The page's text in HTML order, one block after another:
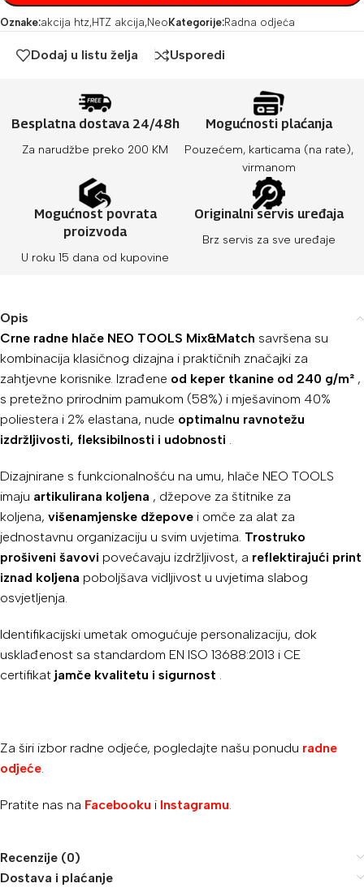
Oznake:akcija htz,HTZ akcija,Neo Kategorije:Radna odjeća
Dodaj u listu želja Usporedi
Besplatna dostava 24/48h
Za narudžbe preko 200 KM
Mogućnosti plaćanja
Pouzećem, karticama (na rate),
virmanom
Mogućnost povrata
proizvoda
U roku 15 dana od kupovine
Originalni servis uređaja
Brz servis za sve uređaje
Opis
Crne radne hlače NEO TOOLS Mix&Match savršena su
kombinacija klasičnog dizajna i praktičnih značajki za
zahtjevne korisnike. Izrađene od keper tkanine od 240 g/m² ,
s pretežno prirodnim pamukom (58%) i mješavinom 40%
poliestera i 2% elastana, nude optimalnu ravnotežu
izdržljivosti, fleksibilnosti i udobnosti
Dizajnirane s funkcionalnošću na umu, hlače NEO TOOLS
imaju artikulirana koljena , džepove za štitnike za
koljena, višenamjenske džepove i omče za alat za
jednostavnu organizaciju u svim uvjetima. Trostruko
prošiveni šavovi povećavaju izdržljivost, a reflektirajući print
iznad koljena poboljšava vidljivost u uvjetima slabog
osvjetljenja.
Identifikacijski umetak omogućuje personalizaciju, dok
usklađenost sa standardom EN ISO 13688:2013 i CE
certifikat jamče kvalitetu i sigurnost
Za širi izbor radne odjeće, pogledajte našu ponudu radne
odjeće
Pratite nas na Facebooku i Instagramu
Recenzije (0)
Dostava i plaćanje